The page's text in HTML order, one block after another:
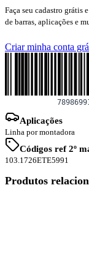
Faça seu cadastro grátis
de barras, aplicações e
Criar minha conta
Aplicações
Linha por montadora
Códigos ref 2º
103.1726ETE5991
Produtos